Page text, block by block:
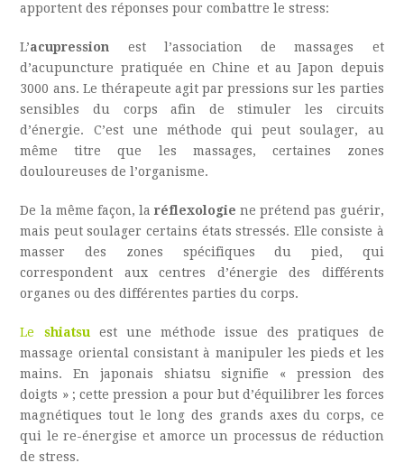
apportent des réponses pour combattre le stress:
L’acupression est l’association de massages et
d’acupuncture pratiquée en Chine et au Japon depuis
3000 ans. Le thérapeute agit par pressions sur les parties
sensibles du corps afin de stimuler les circuits
d’énergie. C’est une méthode qui peut soulager, au
même titre que les massages, certaines zones
douloureuses de l’organisme.
De la même façon, laréflexologie ne prétend pas guérir,
mais peut soulager certains états stressés. Elle consiste à
masser des zones spécifiques du pied, qui
correspondent aux centres d’énergie des différents
organes ou des différentes parties du corps.
Le shiatsu est une méthode issue des pratiques de
massage oriental consistant à manipuler les pieds et les
mains. En japonais shiatsu signifie « pression des
doigts » ; cette pression a pour but d’équilibrer les forces
magnétiques tout le long des grands axes du corps, ce
qui le re-énergise et amorce un processus de réduction
de stress.